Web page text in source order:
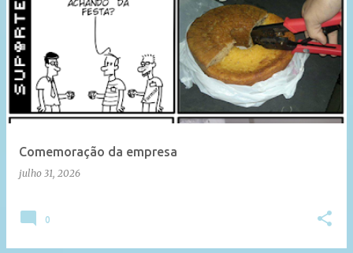
Comemoração da empresa
julho 31, 2026
0